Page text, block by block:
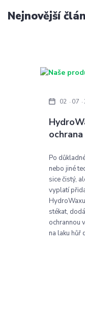
Nejnovější
02 07
Po
nebo jiné
sice čistý,
vyplatí
stékat,
ochrannou
na laku hůř